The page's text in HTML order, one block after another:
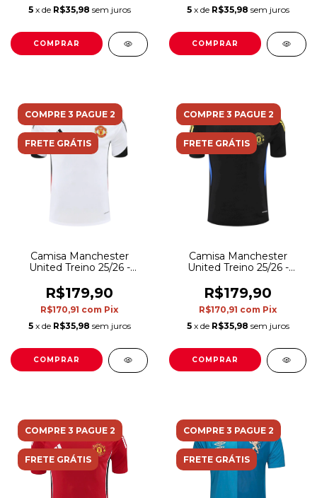
5 x de R$35,98 sem juros
COMPRAR
5 x de R$35,98 sem juros
COMPRAR
COMPRE 3 PAGUE 2
FRETE GRÁTIS
Camisa Manchester
United Treino 25/26 -
- Branca
R$179,90
R$170,91 com Pix
5 x de R$35,98 sem juros
COMPRAR
COMPRE 3 PAGUE 2
FRETE GRÁTIS
Camisa Manchester
United Treino 25/26 -
- Preta
R$179,90
R$170,91 com Pix
5 x de R$35,98 sem juros
COMPRAR
COMPRE 3 PAGUE 2
FRETE GRÁTIS
COMPRE 3 PAGUE 2
FRETE GRÁTIS